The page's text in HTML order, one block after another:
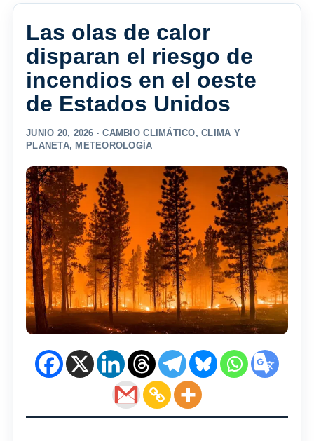
Las olas de calor
disparan el riesgo de
incendios en el oeste
de Estados Unidos
JUNIO 20, 2026 ·CAMBIO CLIMÁTICO,CLIMA Y
PLANETA, METEOROLOGÍA